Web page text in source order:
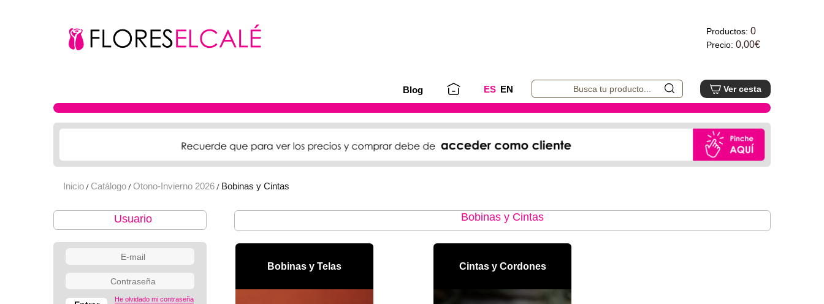
Productos: 0
Precio: 0,00€
Blog ES EN Ver cesta
Inicio / Catálogo / Otono-Invierno 2026 / Bobinas y Cintas
Usuario
He olvidado mi contraseña
Bobinas y Cintas
Bobinas y Telas Cintas y Cordones